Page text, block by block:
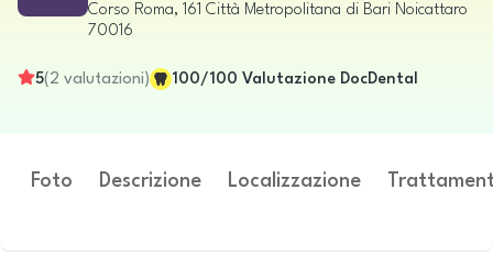
Corso Roma, 161 Città Metropolitana di Bari Noicattaro
70016
5( 2 valutazioni) 100/100 Valutazione DocDental
Foto Descrizione Localizzazione